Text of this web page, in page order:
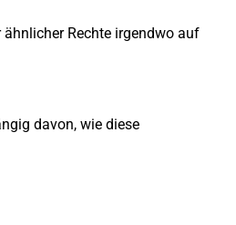
Rechte irgendwo auf
davon, wie diese